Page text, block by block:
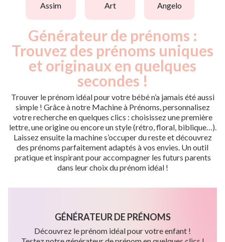
assim art angelo
Générateur de prénoms :
Trouvez des prénoms uniques
et originaux en quelques
secondes !
Trouver le prénom idéal pour votre bébé n’a jamais été aussi
simple ! Grâce à notre Machine à Prénoms, personnalisez
votre recherche en quelques clics : choisissez une première
lettre, une origine ou encore un style (rétro, floral, biblique…).
Laissez ensuite la machine s’occuper du reste et découvrez
des prénoms parfaitement adaptés à vos envies. Un outil
pratique et inspirant pour accompagner les futurs parents
dans leur choix du prénom idéal !
GÉNÉRATEUR DE PRÉNOMS
Découvrez le prénom idéal pour votre enfant !